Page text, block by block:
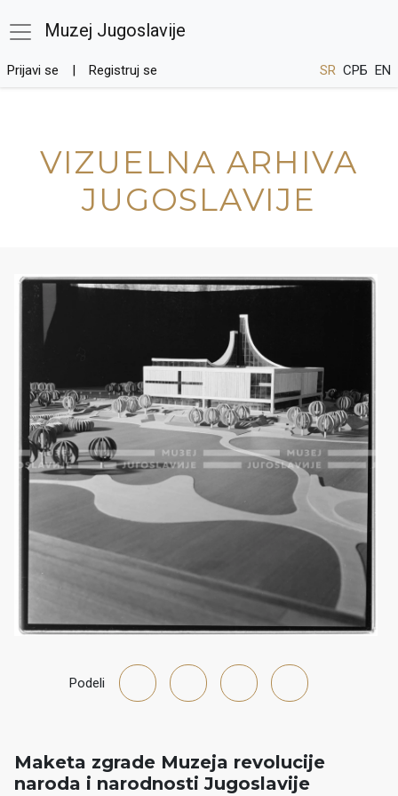
Muzej Jugoslavije
Prijavi se Registruj se SR СРБ EN
VIZUELNA ARHIVA
JUGOSLAVIJE
Podeli
Maketa zgrade Muzeja revolucije
naroda i narodnosti Jugoslavije